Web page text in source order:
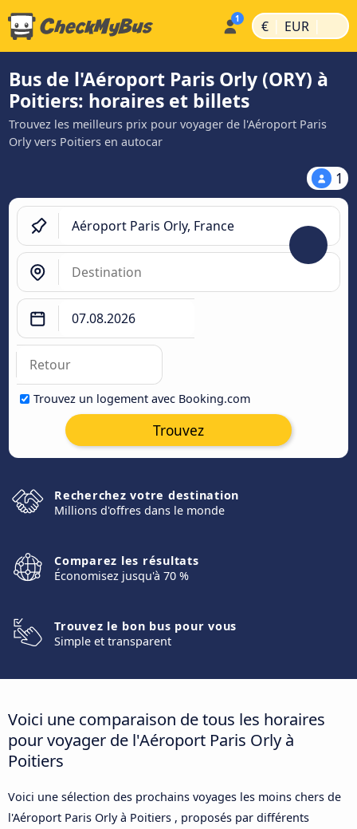
€ | EUR |
Bus de l'Aéroport Paris Orly (ORY) à
Poitiers: horaires et billets
Trouvez les meilleurs prix pour voyager de l'Aéroport Paris
Orly vers Poitiers en autocar
1
Trouvez un logement avec Booking.com
Trouvez
Recherchez votre destination
Millions d'offres dans le monde
Comparez les résultats
Économisez jusqu'à 70 %
Trouvez le bon bus pour vous
Simple et transparent
Voici une comparaison de tous les horaires
pour voyager de l'Aéroport Paris Orly à
Poitiers
Voici une sélection des prochains voyages les moins chers de
l'Aéroport Paris Orly à Poitiers , proposés par différents